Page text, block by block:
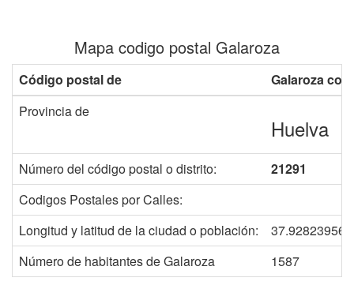
Mapa codigo postal Galaroza
Código postal de
Galaroza
Provincia de
Huelva
Número del código postal o distrito:
21291
Codigos Postales por Calles:
Longitud y latitud de la ciudad o población:
Número de habitantes de Galaroza
1587